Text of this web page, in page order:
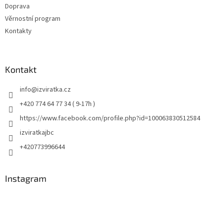
Doprava
Věrnostní program
Kontakty
Kontakt
info@izviratka.cz
+420 774 64 77 34 ( 9-17h )
https://www.facebook.com/profile.php?id=100063830512584
izviratkajbc
+420773996644
Instagram